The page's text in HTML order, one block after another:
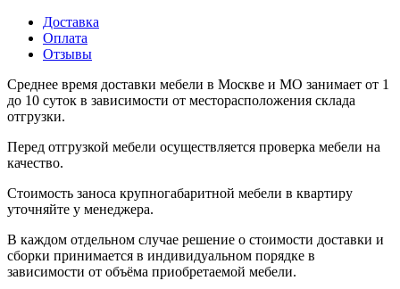
Доставка
Оплата
Отзывы
Среднее время доставки мебели в Москве и МО занимает от 1
до 10 суток в зависимости от месторасположения склада
отгрузки.
Перед отгрузкой мебели осуществляется проверка мебели на
качество.
Стоимость заноса крупногабаритной мебели в квартиру
уточняйте у менеджера.
В каждом отдельном случае решение о стоимости доставки и
сборки принимается в индивидуальном порядке в
зависимости от объёма приобретаемой мебели.